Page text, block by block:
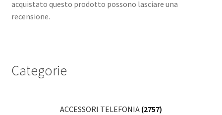
acquistato questo prodotto possono lasciare una
recensione.
Categorie
ACCESSORI TELEFONIA (2757)